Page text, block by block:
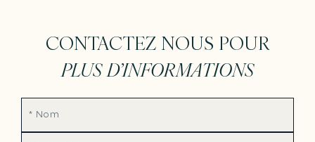
CONTACTEZ NOUS POUR
PLUS D’INFORMATIONS